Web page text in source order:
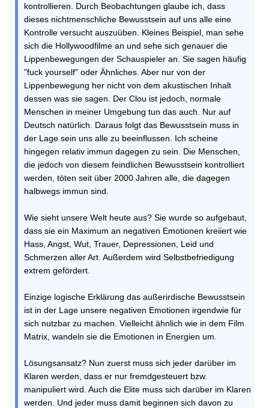
kontrollieren. Durch Beobachtungen glaube ich, dass
dieses nichtmenschliche Bewusstsein auf uns alle eine
Kontrolle versucht auszuüben. Kleines Beispiel, man sehe
sich die Hollywoodfilme an und sehe sich genauer die
Lippenbewegungen der Schauspieler an. Sie sagen häufig
"fuck yourself" oder Ähnliches. Aber nur von der
Lippenbewegung her nicht von dem akustischen Inhalt
dessen was sie sagen. Der Clou ist jedoch, normale
Menschen in meiner Umgebung tun das auch. Nur auf
Deutsch natürlich. Daraus folgt das Bewusstsein muss in
der Lage sein uns alle zu beeinflussen. Ich scheine
hingegen relativ immun dagegen zu sein. Die Menschen,
die jedoch von diesem feindlichen Bewusstsein kontrolliert
werden, töten seit über 2000 Jahren alle, die dagegen
halbwegs immun sind.
Wie sieht unsere Welt heute aus? Sie wurde so aufgebaut,
dass sie ein Maximum an negativen Emotionen kreiiert wie
Hass, Angst, Wut, Trauer, Depressionen, Leid und
Schmerzen aller Art. Außerdem wird Selbstbefriedigung
extrem gefördert.
Einzige logische Erklärung das außerirdische Bewusstsein
ist in der Lage unsere negativen Emotionen irgendwie für
sich nutzbar zu machen. Vielleicht ähnlich wie in dem Film
Matrix, wandeln sie die Emotionen in Energien um.
Lösungsansatz? Nun zuerst muss sich jeder darüber im
Klaren werden, dass er nur fremdgesteuert bzw.
manipuliert wird. Auch die Elite muss sich darüber im Klaren
werden. Und jeder muss damit beginnen sich davon zu